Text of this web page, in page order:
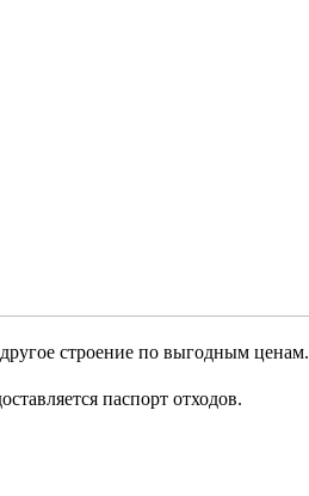
строение по выгодным ценам.
паспорт отходов.